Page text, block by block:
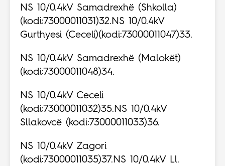
NS 10/0.4kV Samadrexhë (Shkolla)
(kodi:73000011031)32.NS 10/0.4kV
Gurthyesi (Ceceli)(kodi:73000011047)33.
NS 10/0.4kV Samadrexhë (Malokët)
(kodi:73000011048)34.
NS 10/0.4kV Ceceli
(kodi:73000011032)35.NS 10/0.4kV
Sllakovcë (kodi:73000011033)36.
NS 10/0.4kV Zagori
(kodi:73000011035)37.NS 10/0.4kV Ll.